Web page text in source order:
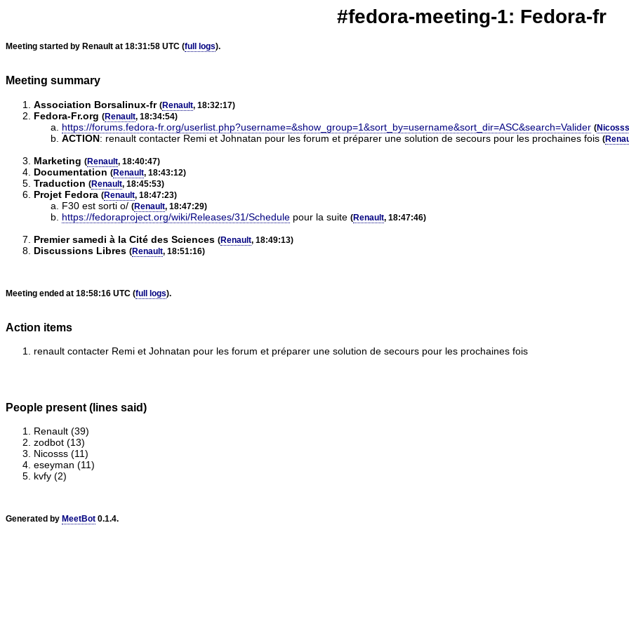
#fedora-meeting-1: Fedora-fr
Meeting started by Renault at 18:31:58 UTC (full logs).
Meeting summary
Association Borsalinux-fr (Renault, 18:32:17)
Fedora-Fr.org (Renault, 18:34:54)
https://forums.fedora-fr.org/userlist.php?username=&show_group=1&sort_by=username&sort_dir=ASC&search=Valider (Nicosss
ACTION: renault contacter Remi et Johnatan pour les forum et préparer une solution de secours pour les prochaines fois (
Marketing (Renault, 18:40:47)
Documentation (Renault, 18:43:12)
Traduction (Renault, 18:45:53)
Projet Fedora (Renault, 18:47:23)
F30 est sorti o/ (Renault, 18:47:29)
https://fedoraproject.org/wiki/Releases/31/Schedule pour la suite (Renault, 18:47:46)
Premier samedi à la Cité des Sciences (Renault, 18:49:13)
Discussions Libres (Renault, 18:51:16)
Meeting ended at 18:58:16 UTC (full logs).
Action items
renault contacter Remi et Johnatan pour les forum et préparer une solution de secours pour les prochaines fois
People present (lines said)
Renault (39)
zodbot (13)
Nicosss (11)
eseyman (11)
kvfy (2)
Generated by MeetBot 0.1.4.